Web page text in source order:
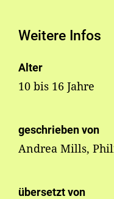
Weitere Infos
Alter
10 bis 16 Jahre
geschrieben von
Andrea Mills,
übersetzt von